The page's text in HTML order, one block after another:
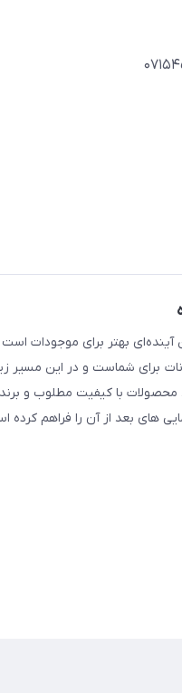
بهتر برای موجودات
برای شماست و در این مسیر
با کیفیت مطلوب و
های بعد از آن را فراهم